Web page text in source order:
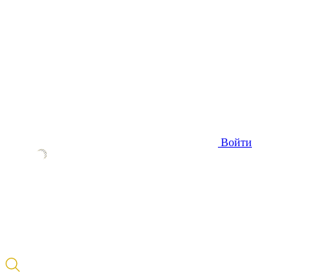
Войти